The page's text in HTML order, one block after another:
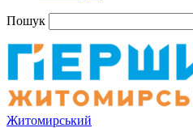
Пошук
Житомирський